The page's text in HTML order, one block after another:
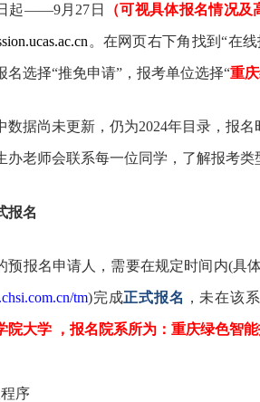
起——9月27日 （可视具体报名情况
。在网页右下角找到“在
名选择“推免申请”，报考单位选择“重
数据尚未更新，仍为2024年目录，报
办老师会联系每一位同学，了解报考
报名
预报名申请人，需要在规定时间内(具
tm)完成正式报名 ，未在该
院大学 ，报名院系所为：重庆绿色智
序